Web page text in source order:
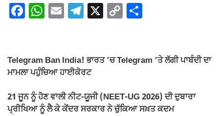
F
e
b
o
o
W
s
A
p
p
E T
gr
a
m
X C
y
n
k
e
Telegram Ban India! ਭਾਰਤ ‘ਚ Telegram ‘ਤੇ ਲੱਗੀ ਪਾਬੰਦੀ ਦਾ
ਮਾਮਲਾ ਪਹੁੰਚਿਆ ਹਾਈਕੋਰਟ
21 ਜੂਨ ਨੂੰ ਹੋਣ ਵਾਲੀ ਨੀਟ-ਯੂਜੀ (NEET-UG 2026) ਦੀ ਦੁਬਾਰਾ
ਪ੍ਰੀਖਿਆ ਨੂੰ ਲੈ ਕੇ ਕੇਂਦਰ ਸਰਕਾਰ ਨੇ ਚੁੱਕਿਆ ਸਖ਼ਤ ਕਦਮ